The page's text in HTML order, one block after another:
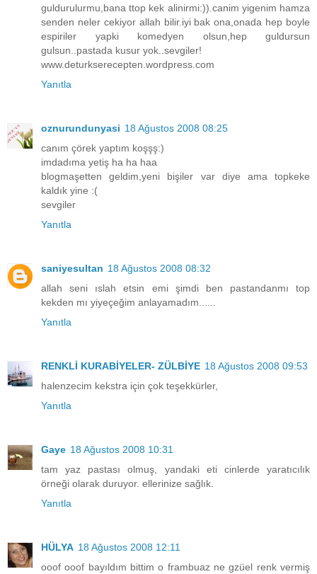
guldurulurmu,bana ttop kek alinirmi:)).canim yigenim hamza
senden neler cekiyor allah bilir.iyi bak ona,onada hep boyle
espiriler yapki komedyen olsun,hep guldursun
gulsun..pastada kusur yok..sevgiler!
www.deturkserecepten.wordpress.com
Yanıtla
oznurundunyasi 18 Ağustos 2008 08:25
canım çörek yaptım koşşş:)
imdadıma yetiş ha ha haa
blogmaşetten geldim,yeni bişiler var diye ama topkeke
kaldık yine :(
sevgiler
Yanıtla
saniyesultan 18 Ağustos 2008 08:32
allah seni ıslah etsin emi şimdi ben pastandanmı top
kekden mı yiyeçeğim anlayamadım......
Yanıtla
RENKLİ KURABİYELER- ZÜLBİYE 18 Ağustos 2008 09:53
halenzecim kekstra için çok teşekkürler,
Yanıtla
Gaye 18 Ağustos 2008 10:31
tam yaz pastası olmuş, yandaki eti cinlerde yaratıcılık
örneği olarak duruyor. ellerinize sağlık.
Yanıtla
HÜLYA 18 Ağustos 2008 12:11
ooof ooof bayıldım bittim o frambuaz ne gzüel renk vermiş